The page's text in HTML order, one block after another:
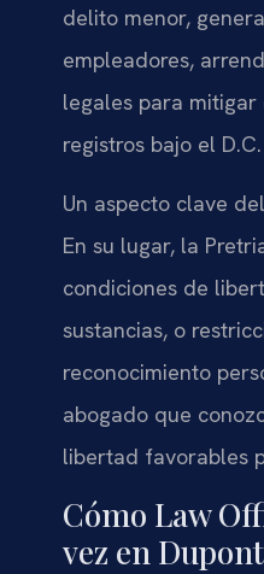
delito menor,
empleadores,
legales para
registros bajo el
Un aspecto clave
En su lugar, la
condiciones de
sustancias, o
reconocimiento
abogado que
libertad favorables
Cómo Law
vez en